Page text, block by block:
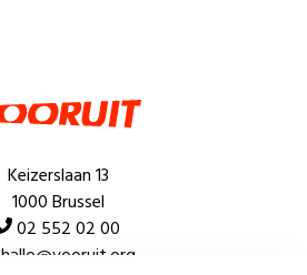
Keizerslaan 13
1000 Brussel
02 552 02 00
hallo@vooruit.org